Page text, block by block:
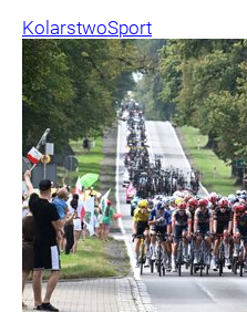
KolarstwoSport